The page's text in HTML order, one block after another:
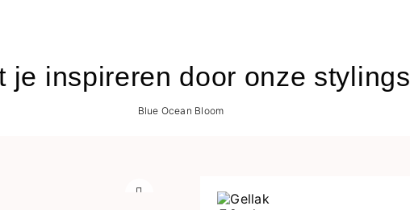
je inspireren door onze stylings
Blue Ocean Bloom